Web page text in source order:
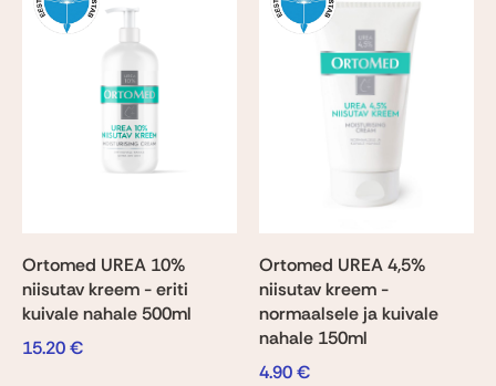
Ortomed UREA 10%
niisutav kreem - eriti
kuivale nahale 500ml
15.20€
Ortomed UREA 4,5%
niisutav kreem -
normaalsele ja kuivale
nahale 150ml
4.90€